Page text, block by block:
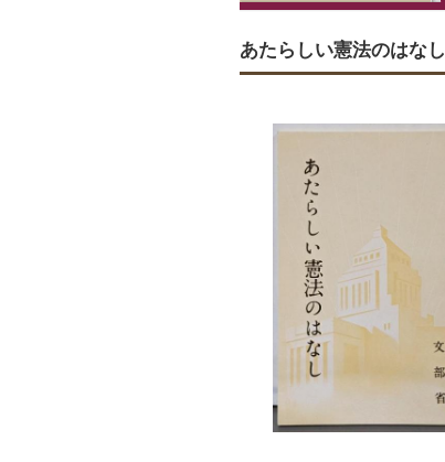
あたらしい憲法のはなし